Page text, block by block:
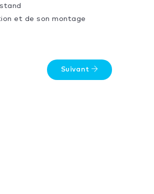
et de son montage
Suivant